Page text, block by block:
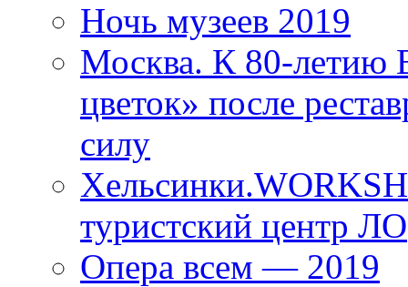
Ночь музеев 2019
Москва. К 80-
цветок» после
силу
туристский центр ЛО
Опера всем — 2019